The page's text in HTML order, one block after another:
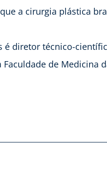
a cirurgia plástica
é diretor técnico-
Faculdade de Medicina